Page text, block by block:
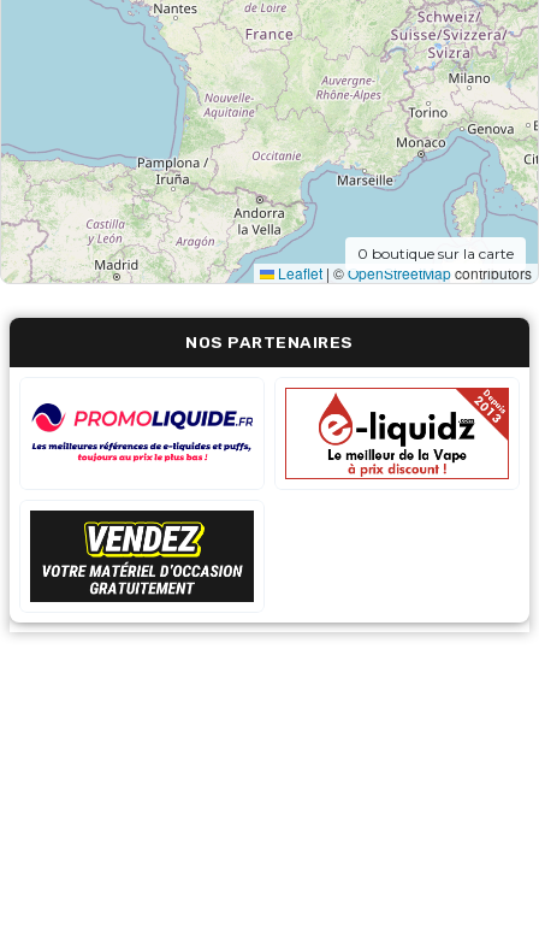
Leaflet | ©OpenStreetMapcontributors
0 boutique sur la carte
NOS PARTENAIRES